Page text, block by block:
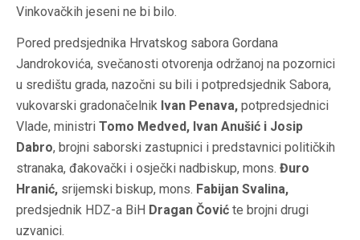
Vinkovačkih jeseni ne bi bilo.
Pored predsjednika Hrvatskog sabora Gordana
Jandrokovića, svečanosti otvorenja održanoj na pozornici
u središtu grada, nazočni su bili i potpredsjednik Sabora,
vukovarski gradonačelnik Ivan Penava, potpredsjednici
Vlade, ministri Tomo Medved, Ivan Anušić i Josip
Dabro, brojni saborski zastupnici i predstavnici političkih
stranaka, đakovački i osječki nadbiskup, mons. Đuro
Hranić, srijemski biskup, mons. Fabijan Svalina,
predsjednik HDZ-a BiH Dragan Čović te brojni drugi
uzvanici.